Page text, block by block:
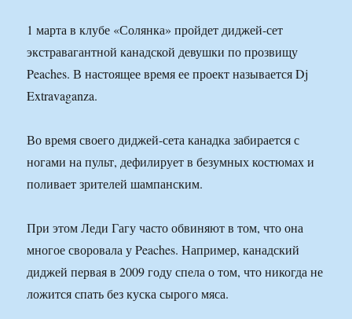
1 марта в клубе «Солянка» пройдет диджей-сет
экстравагантной канадской девушки по прозвищу
Peaches. В настоящее время ее проект называется Dj
Extravaganza.
Во время своего диджей-сета канадка забирается с
ногами на пульт, дефилирует в безумных костюмах и
поливает зрителей шампанским.
При этом Леди Гагу часто обвиняют в том, что она
многое своровала у Peaches. Например, канадский
диджей первая в 2009 году спела о том, что никогда не
ложится спать без куска сырого мяса.